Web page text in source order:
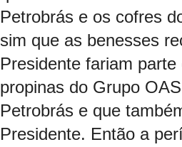
Petrobrás e os cofres
sim que as benesses
Presidente fariam
propinas do Grupo
Petrobrás e que
Presidente. Então a